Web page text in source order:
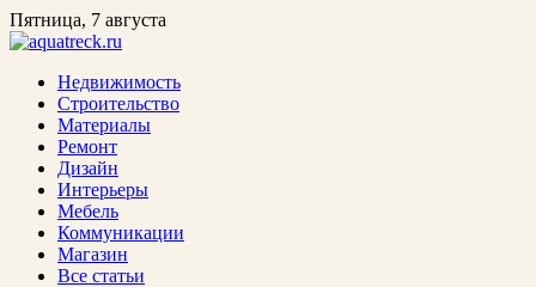
Пятница, 7 августа
Недвижимость
Строительство
Материалы
Ремонт
Дизайн
Интерьеры
Мебель
Коммуникации
Магазин
Все статьи